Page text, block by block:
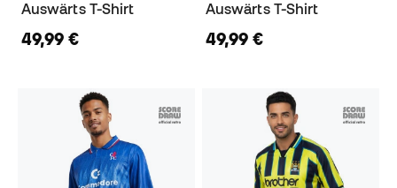
Auswärts T-Shirt
49,99 €
Auswärts T-Shirt
49,99 €